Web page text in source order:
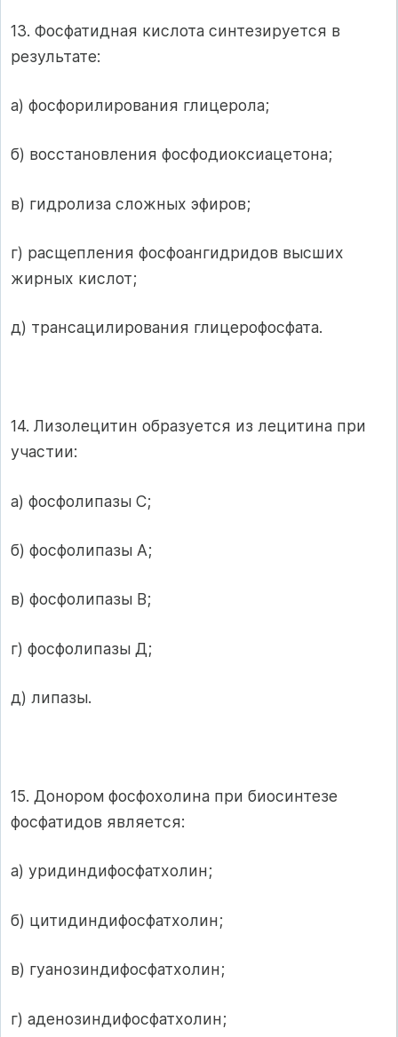
13. Фосфатидная кислота синтезируется в
результате:
а) фосфорилирования глицерола;
б) восстановления фосфодиоксиацетона;
в) гидролиза сложных эфиров;
г) расщепления фосфоангидридов высших
жирных кислот;
д) трансацилирования глицерофосфата.
14. Лизолецитин образуется из лецитина при
участии:
а) фосфолипазы С;
б) фосфолипазы А;
в) фосфолипазы В;
г) фосфолипазы Д;
д) липазы.
15. Донором фосфохолина при биосинтезе
фосфатидов является:
а) уридиндифосфатхолин;
б) цитидиндифосфатхолин;
в) гуанозиндифосфатхолин;
г) аденозиндифосфатхолин;